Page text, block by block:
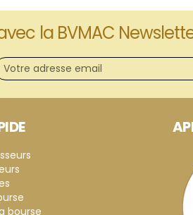
la BVMAC
bourse